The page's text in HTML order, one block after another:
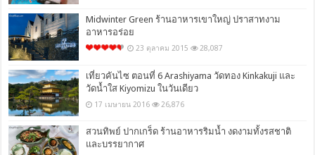
Midwinter Green ร้านอาหารเขาใหญ่ ปราสาทงาม
อาหารอร่อย
23 ตุลาคม 2015 28,087
เที่ยวคันไซ ตอนที่ 6 Arashiyama วัดทอง Kinkakuji และ
วัดน้ำใส Kiyomizu ในวันเดียว
17 เมษายน 2016 26,876
สวนทิพย์ ปากเกร็ด ร้านอาหารริมน้ำ งดงามทั้งรสชาติ
และบรรยากาศ